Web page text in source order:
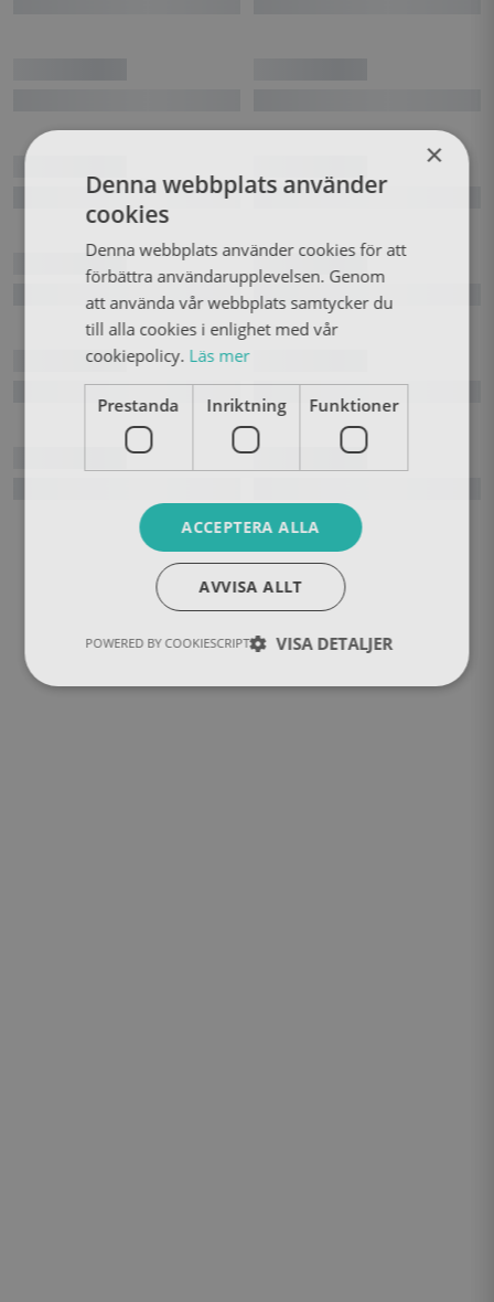
×
Denna webbplats använder
cookies
Denna webbplats använder cookies för att
förbättra användarupplevelsen. Genom
att använda vår webbplats samtycker du
till alla cookies i enlighet med vår
cookiepolicy. Läs mer
Prestanda Inriktning Funktioner
ACCEPTERA ALLA
AVVISA ALLT
VISA DETALJER
POWERED BY COOKIESCRIPT